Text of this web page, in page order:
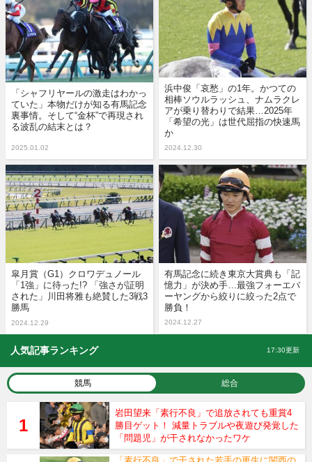
「シャフリヤールの激走はわかっ
ていた」本物だけが知る有馬記念
裏事情。そして“金杯”で再現され
る波乱の結末とは？
2025.01.02
浜中俊「哀愁」の1年。かつての
相棒ソウルラッシュ、ナムラクレ
アが乗り替わりで結果…2025年
「希望の光」は世代屈指の快速馬
か
2024.12.30
皐月賞（G1）クロワデュノール
「1強」に待った!? 「強さが証明
された」川田将雅も絶賛した3戦3
勝馬
2024.12.29
有馬記念に続き東京大賞典も「記
憶力」が決め手…最強フォーエバ
ーヤングから絞りに絞った2点で
勝負！
2024.12.27
人気記事ランキング 17:30更新
競馬 総合
岩田望来「素行不良」で追放されても重賞4
勝目ゲット！ 減量トラブルや夜遊び発覚した
「問題児」が干されなかったワケ